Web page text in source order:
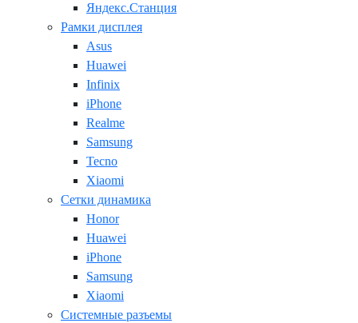
Яндекс.Станция
Рамки дисплея
Asus
Huawei
Infinix
iPhone
Realme
Samsung
Tecno
Xiaomi
Сетки динамика
Honor
Huawei
iPhone
Samsung
Xiaomi
Системные разъемы